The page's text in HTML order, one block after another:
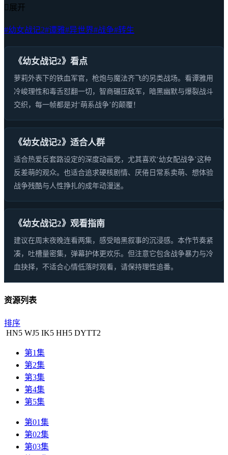
 展开
#幼女战记2#谭雅#异世界#战争#转生
《幼女战记2》看点
萝莉外表下的铁血军官，枪炮与魔法齐飞的另类战场。看谭雅用
冷峻理性和毒舌怼翻一切，智商碾压敌军，暗黑幽默与爆裂战斗
交织，每一帧都是对‘萌系战争’的颠覆！
《幼女战记2》适合人群
适合热爱反套路设定的深度动画党，尤其喜欢‘幼女配战争’这种
反差萌的观众。也适合追求硬核剧情、厌倦日常系卖萌、想体验
战争残酷与人性挣扎的成年动漫迷。
《幼女战记2》观看指南
建议在周末夜晚连看两集，感受暗黑叙事的沉浸感。本作节奏紧
凑，吐槽量密集，弹幕护体更欢乐。但注意它包含战争暴力与冷
血抉择，不适合心情低落时观看，请保持理性追番。
资源列表
排序
HN5 WJ5 IK5 HH5 DYTT2
第1集
第2集
第3集
第4集
第5集
第01集
第02集
第03集